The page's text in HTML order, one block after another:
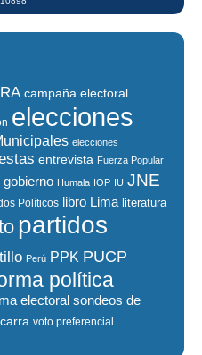
campaña electoral
elecciones
elecciones
entrevista Fuerza Popular
gobierno Humala IOP IU JNE
Políticos libro Lima literatura
partidos
Perú PPK PUCP
política
electoral sondeos de
voto preferencial